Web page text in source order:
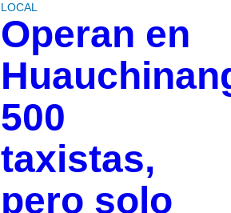
LOCAL
Operan en
500
taxistas,
pero solo